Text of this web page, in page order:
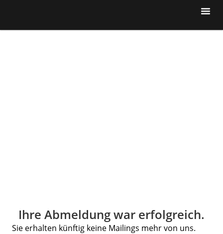
Ihre Abmeldung war erfolgreich.
Sie erhalten künftig keine Mailings mehr von uns.